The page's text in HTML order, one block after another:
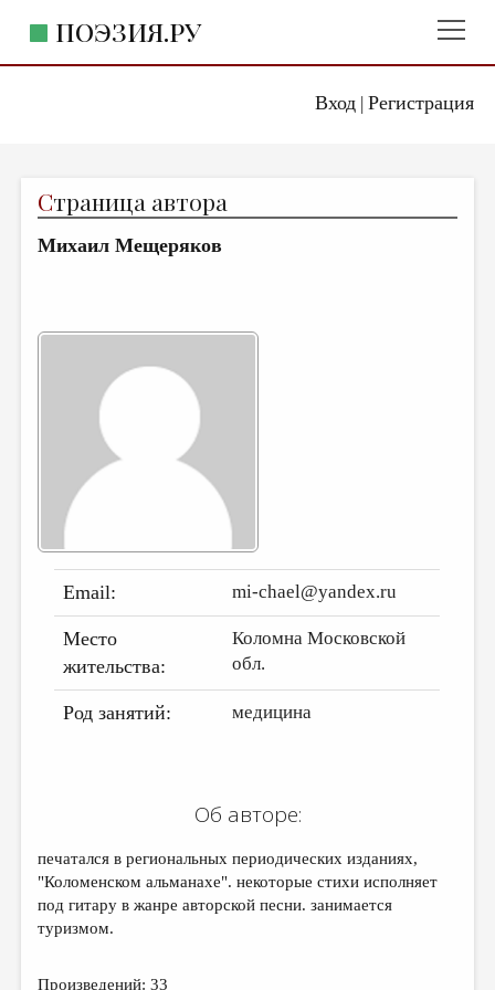
Вход| Регистрация
ПОЭЗИЯ.РУ
ЖАНРЫ
АВТОРЫ
ЛИТСАЛОН
ПРАВИЛА САЙТА
ОТДЕЛЫ И РУБРИКИ
ИЗБРАННОЕ
ДАЙДЖЕСТ
ПРОИЗВЕДЕНИЯ
ПЕРЕВОДЫ
КОНКУРСЫ
КНИЖНАЯ ПОЛКА
КОЛОНКА РЕДАКТОРА
РЕДКОЛЛЕГИЯ
Страница автора
Михаил Мещеряков
Email: mi-chael@yandex.ru
Место
жительства:
Коломна Московской
обл.
Род занятий: медицина
Об авторе:
печатался в региональных периодических изданиях,
"Коломенском альманахе". некоторые стихи исполняет
под гитару в жанре авторской песни. занимается
туризмом.
Произведений: 33